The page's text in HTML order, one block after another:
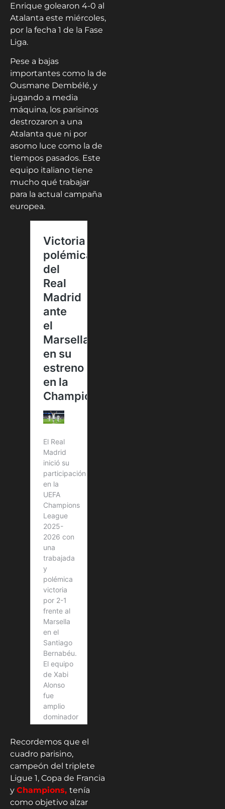
Enrique golearon 4-0 al
Atalanta este miércoles,
por la fecha 1 de la Fase
Liga.
Pese a bajas
importantes como la de
Ousmane Dembélé, y
jugando a media
máquina, los parisinos
destrozaron a una
Atalanta que ni por
asomo luce como la de
tiempos pasados. Este
equipo italiano tiene
mucho qué trabajar
para la actual campaña
europea.
Recordemos que el
cuadro parisino,
campeón del triplete
Ligue 1, Copa de Francia
y Champions, tenía
como objetivo alzar